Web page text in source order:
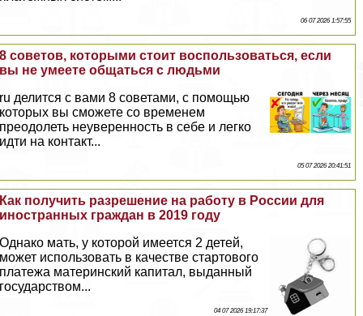
06 07 2026 1:57:55
8 советов, которыми стоит воспользоваться, если
вы не умеете общаться с людьми
ru делится с вами 8 советами, с помощью
которых вы сможете со временем
преодолеть неуверенность в себе и легко
идти на контакт...
05 07 2026 20:41:51
Как получить разрешение на работу в России для
иностранных граждан в 2019 году
Однако мать, у которой имеется 2 детей,
может использовать в качестве стартового
платежа материнский капитал, выданный
государством...
04 07 2026 19:17:37